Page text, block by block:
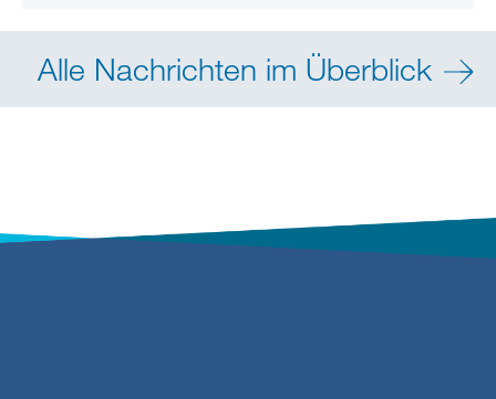
Alle Nachrichten im Überblick